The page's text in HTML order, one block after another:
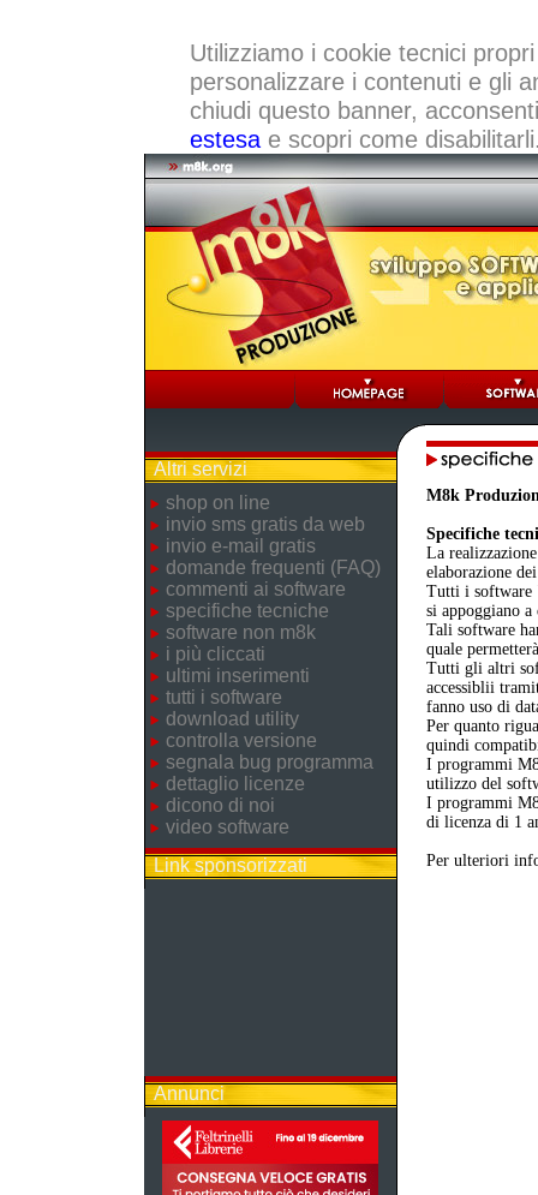
Utilizziamo i cookie tecnici
personalizzare i contenuti e gli
chiudi questo banner,
estesae scopri come
Altri servizi
shop on line
invio sms gratis da web
invio e-mail gratis
domande frequenti (FAQ)
commenti ai software
specifiche tecniche
software non m8k
i più cliccati
ultimi inserimenti
tutti i software
download utility
controlla versione
segnala bug programma
dettaglio licenze
dicono di noi
video software
Link sponsorizzati
Annunci
M8k
Specifiche
La
elaborazione
Tutti i software
si appoggiano a
Tali software
quale
Tutti gli altri
accessiblii
fanno uso di
Per quanto
quindi
I programmi
utilizzo del
I programmi
di licenza di 1
Per ulteriori